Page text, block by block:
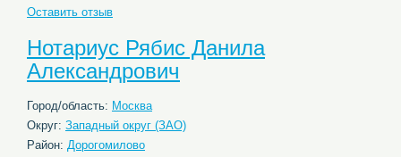
Оставить отзыв
Нотариус Рябис Данила
Александрович
Город/область: Москва
Округ: Западный округ (ЗАО)
Район: Дорогомилово